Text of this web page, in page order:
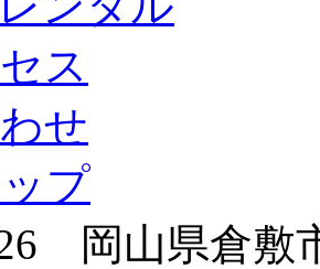
ス
せ
プ
岡山県倉敷